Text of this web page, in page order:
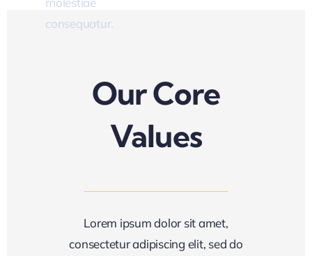
consequatur.
Our Core
Values
Lorem ipsum dolor sit amet,
consectetur adipiscing elit, sed do